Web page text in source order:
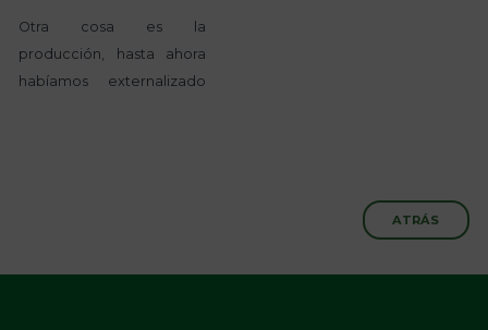
Otra cosa es la
producción, hasta ahora
habíamos externalizado
ATRÁS